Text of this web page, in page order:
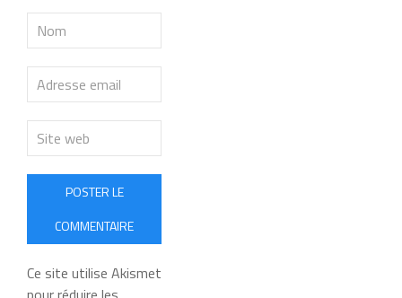
POSTER LE
COMMENTAIRE
Ce site utilise Akismet